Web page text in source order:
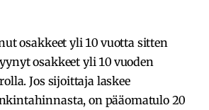
osakkeet yli 10 vuotta sitten
osakkeet yli 10 vuoden
Jos sijoittaja laskee
on pääomatulo 20